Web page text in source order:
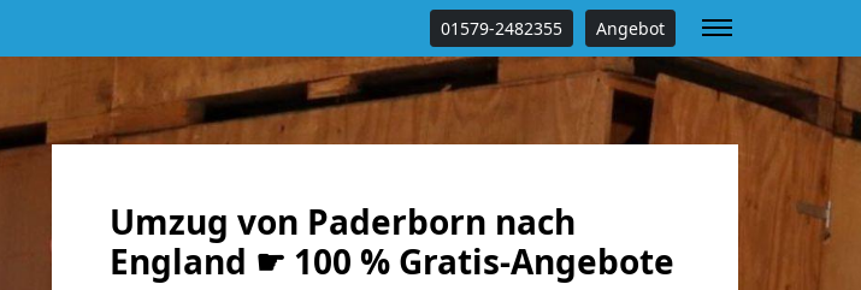
01579-2482355 Angebot
Umzug von Paderborn nach
England ☛ 100 % Gratis-Angebote